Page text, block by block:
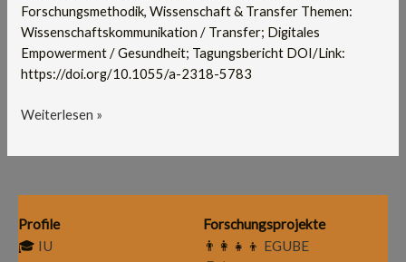
Forschungsmethodik, Wissenschaft & Transfer Themen:
Wissenschaftskommunikation / Transfer; Digitales
Empowerment / Gesundheit; Tagungsbericht DOI/Link:
https://doi.org/10.1055/a-2318-5783
Weiterlesen »
Profile
🎓 IU
Forschungsprojekte
👨‍👩‍👧‍👦 EGUBE